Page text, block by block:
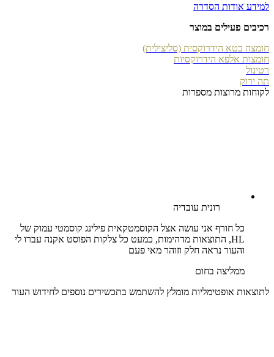
למידע אודות הסדרה
רכיבים פעילים במוצר
חומצה בטא הידרוקסית (סליצילית)
חומצות אלפא הידרוקסיות
רטינול
תה ירוק
לקוחות מרוצות מספרות
רונית עובדיה
כל חורף אני עושה אצל הקוסמטקאית פילינג קוסמטי עמוק של
HL, התוצאות מדהימות, כמעט כל צלקות הפוסט אקנה עברו לי
והעור נראה חלק וזוהר מאי פעם
ממליצה בחום
לתוצאות אופטימליות מומלץ להשתמש בתכשירים נוספים לחידוש העור